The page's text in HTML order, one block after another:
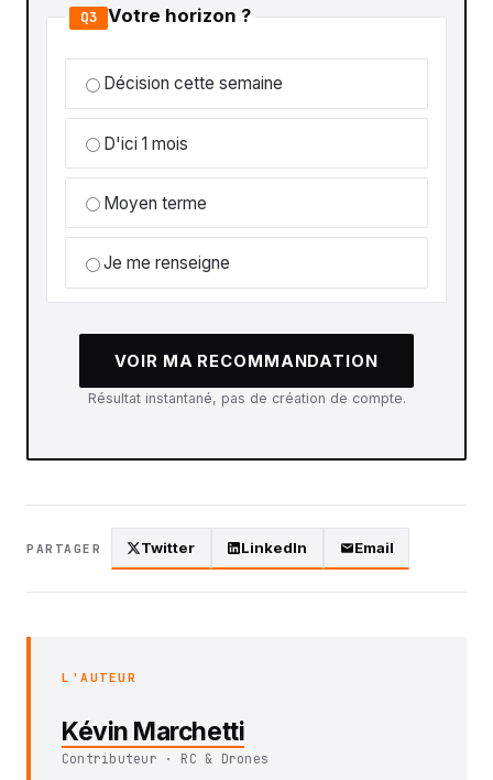
Q3 Votre horizon ?
Décision cette semaine
D'ici 1 mois
Moyen terme
Je me renseigne
VOIR MA RECOMMANDATION
Résultat instantané, pas de création de compte.
PARTAGER Twitter LinkedIn Email
L'AUTEUR
Kévin Marchetti
Contributeur · RC & Drones